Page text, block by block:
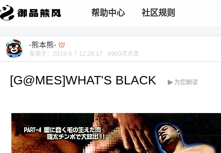
帮助中心 社区规则
-熊本熊-
发表于： 2019-5-7 12:28:17 6960次点击
[G@MES]WHAT'S BLACK 为您朗读